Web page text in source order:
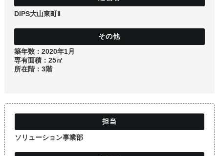
DIPS大山東町Ⅱ
築年数：2020年1月
専有面積：25㎡
所在階：3階
ソリューション事業部